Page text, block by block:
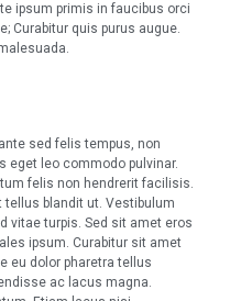
ipsum primis in faucibus orci
Curabitur quis purus augue.
sed felis tempus, non
eget leo commodo pulvinar.
felis non hendrerit facilisis.
blandit ut. Vestibulum
vitae turpis. Sed sit amet eros
ipsum. Curabitur sit amet
eu dolor pharetra tellus
ac lacus magna.